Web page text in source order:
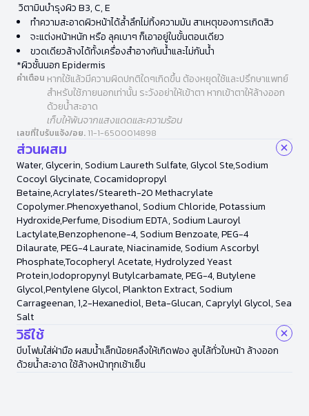
วิตามินบำรุงผิว B3, C, E
ทำความสะอาดผิวหน้าได้ล้ำลึกไม่ทิ้งความมัน สาเหตุของการเกิดสิว
จะแต่งหน้าหนัก หรือ ลุคเบาๆ ก็เอาอยู่ในขั้นตอนเดียว
ขวดเดียวล้างได้ทั้งเครื่องสำอางกันน้ำและไม่กันน้ำ
*ผิวชั้นนอก Epidermis
คำเตือน หากใช้แล้วมีความผิดปกติใดๆเกิดขึ้น ต้องหยุดใช้และปรึกษาแพทย์
สำหรับใช้ภายนอกเท่านั้น ระวังอย่าให้เข้าตา หากเข้าตาให้ล้างออก
ด้วยน้ำสะอาด
เก็บให้พ้นจากแสงแดดและความร้อน
เลขที่ใบรับแจ้ง/อย. 11-1-6500014898
ส่วนผสม
Water, Glycerin, Sodium Laureth Sulfate, Glycol Ste,Sodium
Cocoyl Glycinate, Cocamidopropyl
Betaine,Acrylates/Steareth-20 Methacrylate
Copolymer.Phenoxyethanol, Sodium Chloride, Potassium
Hydroxide,Perfume, Disodium EDTA, Sodium Lauroyl
Lactylate,Benzophenone-4, Sodium Benzoate, PEG-4
Dilaurate, PEG-4 Laurate, Niacinamide, Sodium Ascorbyl
Phosphate,Tocopheryl Acetate, Hydrolyzed Yeast
Protein,Iodopropynyl Butylcarbamate, PEG-4, Butylene
Glycol,Pentylene Glycol, Plankton Extract, Sodium
Carrageenan, 1,2-Hexanediol, Beta-Glucan, Caprylyl Glycol, Sea
Salt
วิธีใช้
บีบโฟมใส่ฝ่ามือ ผสมน้ำเล็กน้อยคลึงให้เกิดฟอง ลูบไล้ทั่วใบหน้า ล้างออก
ด้วยน้ำสะอาด ใช้ล้างหน้าทุกเช้าเย็น